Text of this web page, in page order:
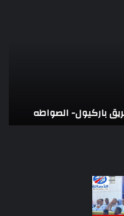
باركيول- الصواطه